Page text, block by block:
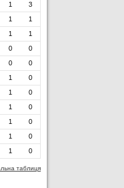
1
3
1
1
1
1
0
0
0
0
1
0
1
0
1
0
1
0
1
0
1 0
таблиця